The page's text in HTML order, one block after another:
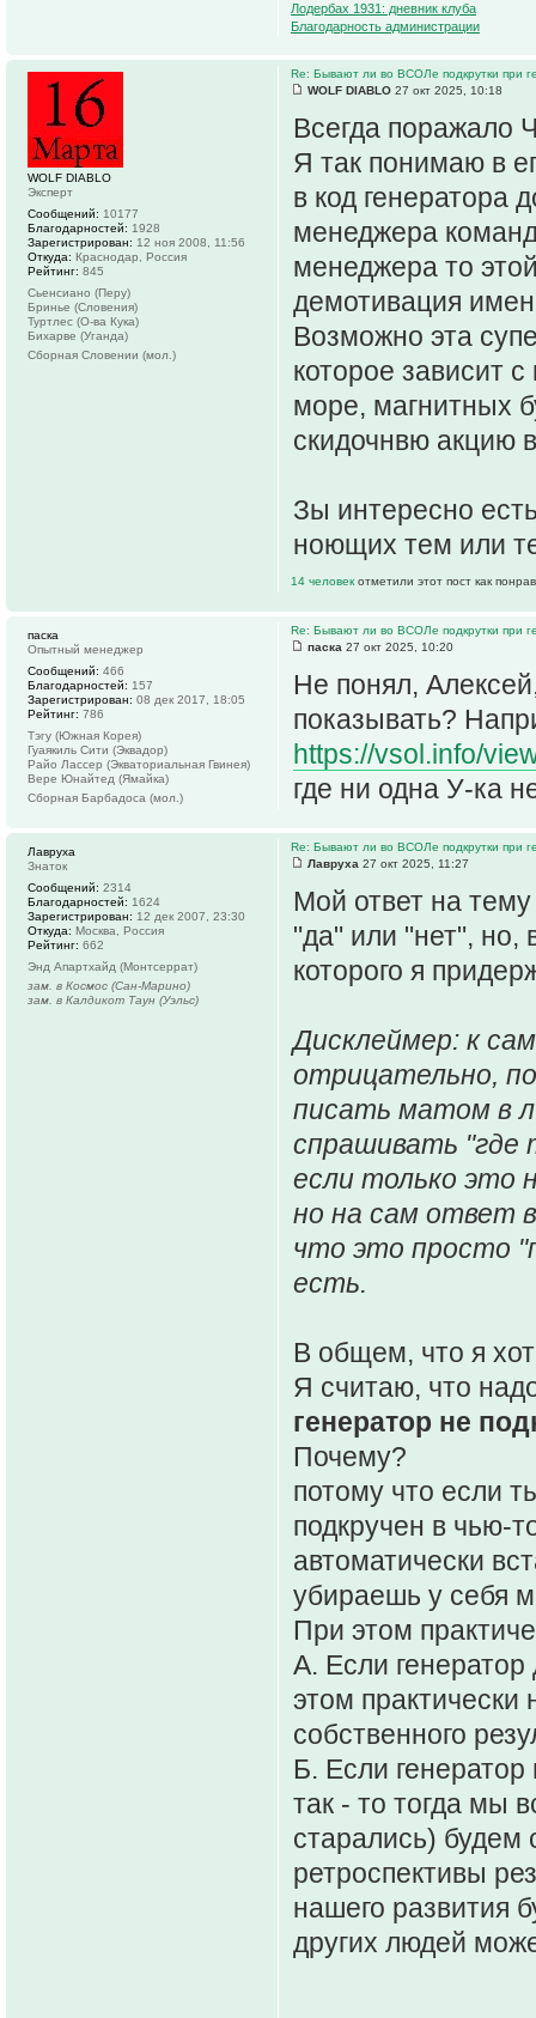
Лодербах 1931: дневник клуба
Благодарность администрации
Re: Бывают ли во ВСОЛе подкрутки при
WOLF DIABLO 27 окт 2025, 10:18
Всегда поражало
Я так понимаю в
в код генератора
менеджера
менеджера то
демотивация
Возможно эта
которое зависит
море, магнитных
скидочнвю акцию
Зы интересно
ноющих тем или
14 человек отметили этот пост как
WOLF DIABLO
Эксперт
Сообщений: 10177
Благодарностей: 1928
Зарегистрирован: 12 ноя 2008, 11:56
Откуда: Краснодар, Россия
Рейтинг: 845
Сьенсиано (Перу)
Бринье (Словения)
Туртлес (О-ва Кука)
Бихарве (Уганда)
Сборная Словении (мол.)
Re: Бывают ли во ВСОЛе подкрутки при
паска 27 окт 2025, 10:20
Не понял,
показывать?
https://vsol.info/
где ни одна У-ка
паска
Опытный менеджер
Сообщений: 466
Благодарностей: 157
Зарегистрирован: 08 дек 2017, 18:05
Рейтинг: 786
Тэгу (Южная Корея)
Гуаякиль Сити (Эквадор)
Райо Лассер (Экваториальная Гвинея)
Вере Юнайтед (Ямайка)
Сборная Барбадоса (мол.)
Re: Бывают ли во ВСОЛе подкрутки при
Лавруха 27 окт 2025, 11:27
Мой ответ на
"да" или "нет", но,
которого я
Дисклеймер: к
отрицательно,
писать матом в
спрашивать "где
если только это
но на сам ответ
что это просто
есть.
В общем, что я
Я считаю, что
генератор не
Почему?
потому что если
подкручен в чью-
автоматически
убираешь у себя
При этом
А. Если генератор
этом
собственного
Б. Если
так - то тогда мы
старались) будем
ретроспективы
нашего развития
других людей
Лавруха
Знаток
Сообщений: 2314
Благодарностей: 1624
Зарегистрирован: 12 дек 2007, 23:30
Откуда: Москва, Россия
Рейтинг: 662
Энд Апартхайд (Монтсеррат)
зам. в Космос (Сан-Марино)
зам. в Калдикот Таун (Уэльс)